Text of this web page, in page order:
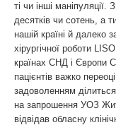
ті чи інші
десятків чи сотень, а
нашій країні й далеко
хірургічної роботи
країнах СНД і Європи
пацієнтів важко
задоволенням
на запрошення УОЗ
відвідав обласну